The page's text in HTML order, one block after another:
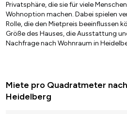
Privatsphäre, die sie für viele
Wohnoption machen. Dabei spielen
Rolle, die den Mietpreis beeinflussen
Größe des Hauses, die Ausstattung
Nachfrage nach Wohnraum in
Miete pro Quadratmeter
Heidelberg